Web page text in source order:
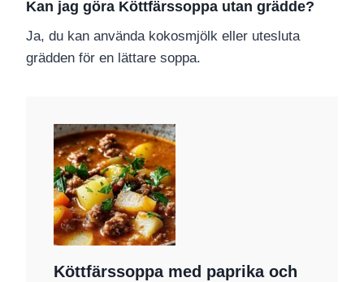
Kan jag göra Köttfärssoppa utan grädde?
Ja, du kan använda kokosmjölk eller utesluta
grädden för en lättare soppa.
Köttfärssoppa med paprika och